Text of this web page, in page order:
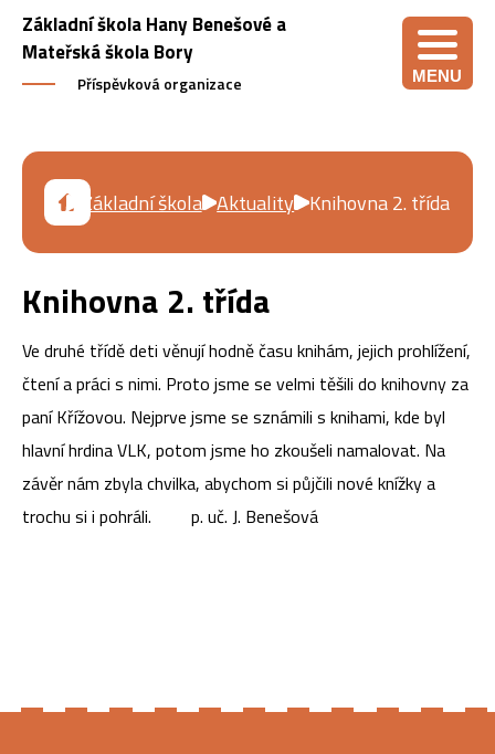
Základní škola Hany Benešové a
Mateřská škola Bory
Příspěvková organizace MENU
Základní škola Aktuality Knihovna 2. třída
Knihovna 2. třída
Ve druhé třídě deti věnují hodně času knihám, jejich prohlížení,
čtení a práci s nimi. Proto jsme se velmi těšili do knihovny za
paní Křížovou. Nejprve jsme se sznámili s knihami, kde byl
hlavní hrdina VLK, potom jsme ho zkoušeli namalovat. Na
závěr nám zbyla chvilka, abychom si půjčili nové knížky a
trochu si i pohráli. p. uč. J. Benešová